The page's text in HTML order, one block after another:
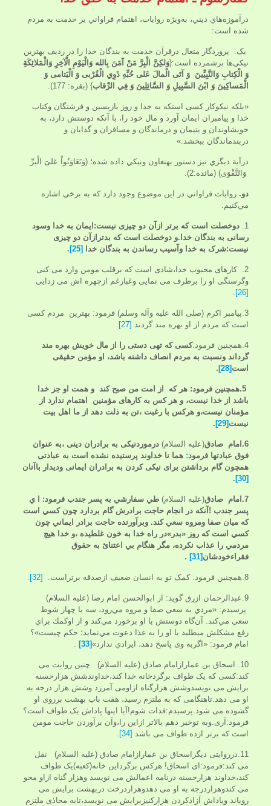
درآموزه‌هاي ديني، به‌ويژه روايات، اهتمام فراواني بر خدمت به مردم
شده است:
یک. پروردگار متعال درقرآن خدمت به بندگان خدا را در رديف بهترين
نيكي‌ها برشمرده است:{وَلكِنَّ الْبِرَّ مَنْ آمَنَ بِالله وَالْيَوْمِ الْآخِرِ وَالْمَلائِكَةِ
وَ الْكِتابِ وَالنَّبِيِّينَ وَ آتَى الْمالَ عَلى‏ حُبِّهِ ذَوِي الْقُرْبى‏ وَ الْيَتامى‏ وَ
الْمَساكِينَ وَ ابْنَ السَّبِيلِ وَ السَّائِلِينَ وَ فِي الرِّقاب‏} (بقره: 177).
«بلكه نيكوكار كسى است­كه به خدا و روز بازپسين و فرشتگان وكتاب
خدا و پيامبران ايمان آورد و مال خود را، با آنكه دوستش دارد، به
خويشاوندان و يتيمان و درماندگان و مسافران و گدايان و
دربندماندگان ببخشد.»
درآية ديگري نيز دستور به­تعاون ونيكي داده شده؛ (وَتَعَاوَنُواْ عَلىَ الْبرِّ
وَالتَّقْوَى) (مائده:2).
دو. روايات فراواني در اين موضوع وجود دارد كه به برخي اشاره
مي‌كنيم:
1. دوخصلت است که برتر ازآن دو چیزی نیست:ایمان به خدا وسود
رسانی به بندگان خدا.و دوخصلت است که بدترازآن دو چیزی
نیست:شرک به خدا وآسیب رساندن به بندگان خدا
[25]
.
2. کارهای محبوب خدا،شادی است که برقلب مومن وارد می کنی
وگرسنگی او را برطرف می نمایی وغبارغم ازچهره اش می زدایی
[26]
.
3.پیامبر اکرم (صلی الله علیه وآله وسلم) فرمود: بهترین مردم کسی
است که مردم از او بهره مند گردند [27]
. ‏
4.همچنین فرمود: کسی که تهی دستی را از مال خویش بهره مند
گرداند ونسبت به مردم انصاف داشته باشد، او مؤمن حقیقی
است [28]
.
5.همچنین فرمود:
هر که از امت من صبح کند و همت او جز خدا
باشد از خدا نیست، و هر کس به کارهای مؤمنین اهتمام ندارد از
مؤمنان نیست،و هرکس با رغبت ،تن به ذلت دهد از ما اهل بیت
نیست [29]
.
6.امام صادق(علیه السلام)درموردنیکی به برادران دینی ،به عنوان
فوق عبادتها فرمود: هما نا خداوند پرستیده نشده است به عبادتی
همچون گام برداشتن برای نیکی کردن به برادران ایمانی ودیدار با آنان
[30]
.
7.امام صادق (عليه السلام)طي سفارشي به پسر جندب فرمود:
ا ي
پسر جندب !آنكه در انجام حاجت برادرش گام بردارد چون كسي است
كه ميان صفا ومروه سعي كند. وبرآورنده حاجت برادر ايماني چون
كسي است كه روز «بدر»در راه خدا به خون غلطيده ،و خدا هيچ
مردمي را عذاب نكرده، مگر هنگام بي اعتنائ به حقوق
فقراءخودشان [31]
.
8.همچنین فرمود: کمک تو به انسان ضعیف ازصدقه برتراست. [32]
.
9.عبدالرحمان ازرق ‌گويد: از ابوالحسن امام رضا (عليه السلام)
پرسيدم: «مردي به سعي صفا و مروه مي‌رود، سه يا چهار شوط
سعي مي‌كند. آن‌گاه دوستش با او برخورد مي‌كند و از اوكمك براي
رفع مشكلش ميطلبد يا او را به غذا دعوت مي‌نماید؛ حكم چيست»؟
امام فرمود: «اگربه وی پاسخ دهد، ايرادي ندارد»[33]
.
10. اسحاق بن عمارازامام صادق (عليه السلام) چنین روایت می
کند:کسی که یک طواف برگردخانه خدا کند،خداوندشش هزارحسنه
برایش می نویسدوشش هزارگناه ازاومی آمرزد وشش هزار درجه به
او می دهد.تاهنگامی که به ملتزم رسید، هفت باب بهشت برروی او
گشوده می شود.پرسیدم:فدات شوم!آیا اینها پاداش یک طواف است؟
فرمود:آری.وبه توخبر دهم بالاتر ازاین را،وآن برآوردن حاجت مومن
است که برتر ازده طواف می باشد [34]
.
11.درروایتی دیگراسحاق بن عمارازامام صادق (عليه السلام) نقل
می کند:فرمود:ای اسحاق! هرکس برگرداین خانه(کعبه)یک طواف
کند،خداوند هزارحسنه درنامه اعمالش می نویسد وهزار گناه ازاو محو
می کندوهزاردرجه به او می دهدوهزاردرخت دربهشت برایش می
رویاند وپاداش آزادکردن هزارکنیزبرایش می نویسد،تابه محاذی ملتزم